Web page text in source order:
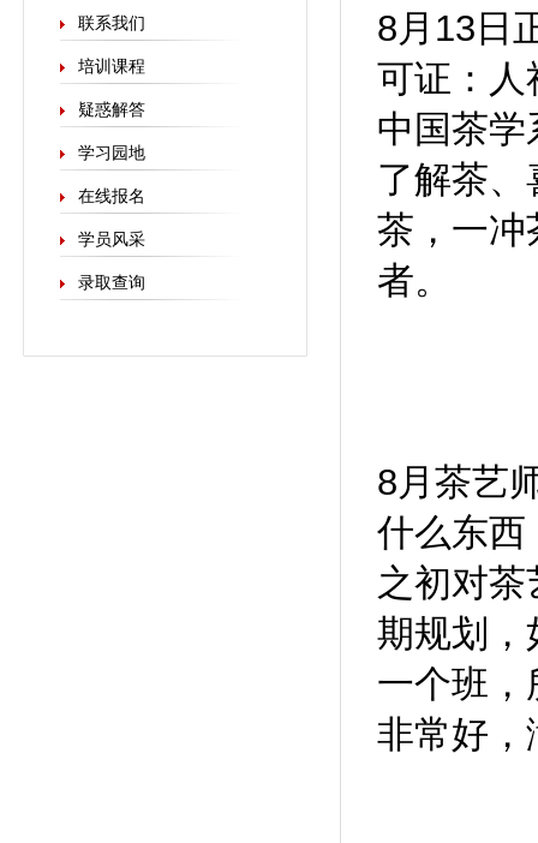
联系我们
培训课程
疑惑解答
学习园地
在线报名
学员风采
录取查询
8月13日
可证：人
中国茶学
了解茶
茶，一冲
者。
8月茶艺
什么东西
之初对
期规划，
一个班，
非常好，